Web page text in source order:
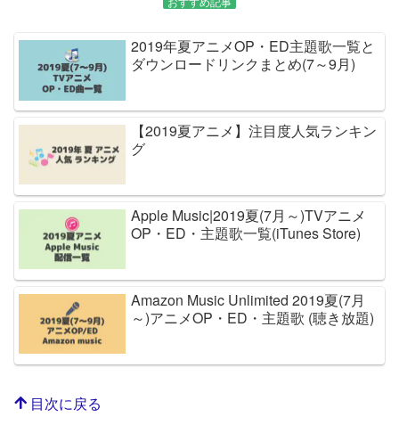
2019年夏アニメOP・ED主題歌一覧と
ダウンロードリンクまとめ(7～9月)
【2019夏アニメ】注目度人気ランキン
グ
Apple Music|2019夏(7月～)TVアニメ
OP・ED・主題歌一覧(iTunes Store)
Amazon Music Unlimited 2019夏(7月
～)アニメOP・ED・主題歌 (聴き放題)
目次に戻る